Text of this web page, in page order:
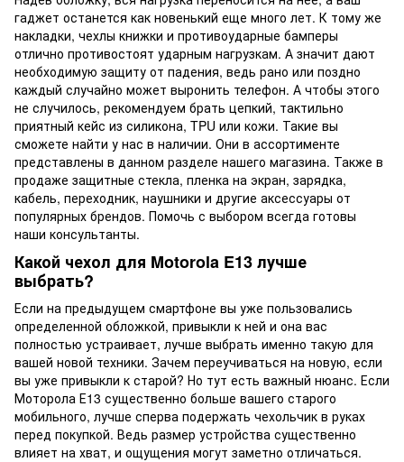
гаджет останется как новенький еще много лет. К тому же
накладки, чехлы книжки и противоударные бамперы
отлично противостоят ударным нагрузкам. А значит дают
необходимую защиту от падения, ведь рано или поздно
каждый случайно может выронить телефон. А чтобы этого
не случилось, рекомендуем брать цепкий, тактильно
приятный кейс из силикона, TPU или кожи. Такие вы
сможете найти у нас в наличии. Они в ассортименте
представлены в данном разделе нашего магазина. Также в
продаже защитные стекла, пленка на экран, зарядка,
кабель, переходник, наушники и другие аксессуары от
популярных брендов. Помочь с выбором всегда готовы
наши консультанты.
Какой чехол для Motorola E13 лучше
выбрать?
Если на предыдущем смартфоне вы уже пользовались
определенной обложкой, привыкли к ней и она вас
полностью устраивает, лучше выбрать именно такую для
вашей новой техники. Зачем переучиваться на новую, если
вы уже привыкли к старой? Но тут есть важный нюанс. Если
Моторола Е13 существенно больше вашего старого
мобильного, лучше сперва подержать чехольчик в руках
перед покупкой. Ведь размер устройства существенно
влияет на хват, и ощущения могут заметно отличаться.